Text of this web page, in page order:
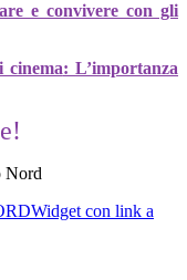
e convivere con gli
cinema:L’importanza
Widget con link a